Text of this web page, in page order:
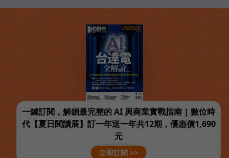
一鍵訂閱，解鎖最完整的 AI 與商業實戰指南 | 數位時
代【夏日閱讀展】訂一年送一年共12期，優惠價1,690
元
立即訂閱 >>